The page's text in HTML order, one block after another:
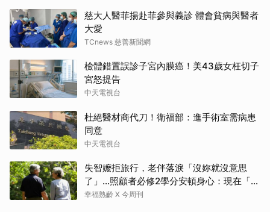
慈大人醫菲揚赴菲參與義診 體會貧病與醫者
大愛
TCnews 慈善新聞網
檢體錯置誤診子宮內膜癌！美43歲女枉切子
宮怒提告
中天電視台
杜絕醫材商代刀！衛福部：進手術室需病患
同意
中天電視台
失智嬤拒旅行，老伴落淚「沒妳就沒意思
了」…照顧者必修2學分安頓身心：現在「這
樣」就好了
幸福熟齡 X 今周刊